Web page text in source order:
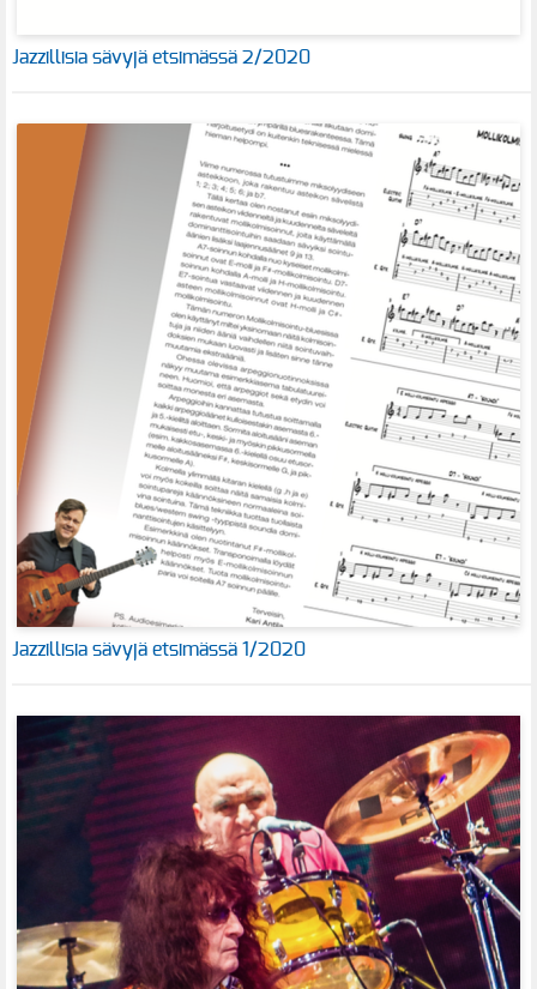
Jazzillisia sävyjä etsimässä 2/2020
Jazzillisia sävyjä etsimässä 1/2020